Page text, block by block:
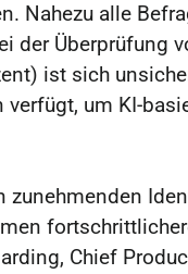
Nahezu alle
der Überprüfung
ist sich
um KI-
zunehmenden
Chief